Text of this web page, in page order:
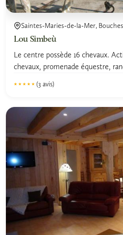
Saintes-Maries-de-la-Mer,
Lou Simbeù
Le centre possède 16 chevaux.
chevaux, promenade équestre,
★★★★★
★★★★★ (3 avis)